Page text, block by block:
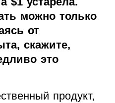
можно только
от
скажите,
это
продукт,